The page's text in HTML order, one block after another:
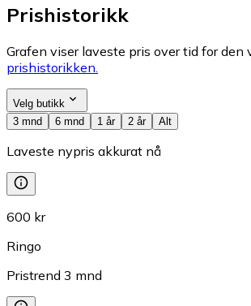
Prishistorikk
Grafen viser laveste pris over tid for
prishistorikken.
Velg butikk
3 mnd
6 mnd 1 år 2 år Alt
Laveste nypris akkurat nå
600 kr
Ringo
Pristrend 3 mnd